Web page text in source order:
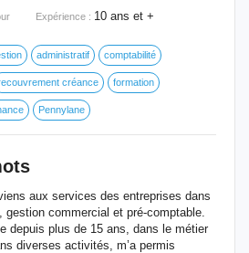
Expérience : 10 ans et +
administratif comptabilité
créance formation
Pennylane
aux services des entreprises dans
gestion commercial et pré-comptable.
depuis plus de 15 ans, dans le métier
diverses activités, m’a permis